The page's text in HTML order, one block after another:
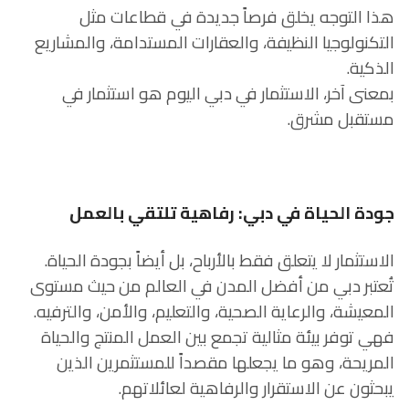
هذا التوجه يخلق فرصاً جديدة في قطاعات مثل
التكنولوجيا النظيفة، والعقارات المستدامة، والمشاريع
الذكية.
بمعنى آخر، الاستثمار في دبي اليوم هو استثمار في
مستقبل مشرق.
جودة الحياة في دبي: رفاهية تلتقي بالعمل
الاستثمار لا يتعلق فقط بالأرباح، بل أيضاً بجودة الحياة.
تُعتبر دبي من أفضل المدن في العالم من حيث مستوى
المعيشة، والرعاية الصحية، والتعليم، والأمن، والترفيه.
فهي توفر بيئة مثالية تجمع بين العمل المنتج والحياة
المريحة، وهو ما يجعلها مقصداً للمستثمرين الذين
يبحثون عن الاستقرار والرفاهية لعائلاتهم.